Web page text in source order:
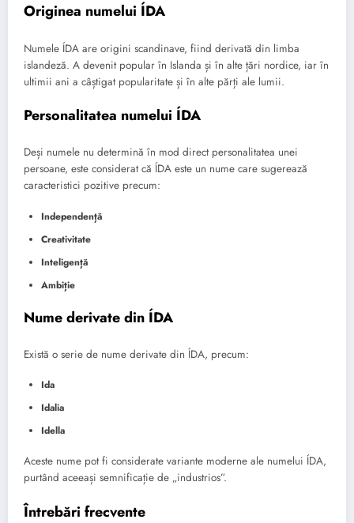
Originea numelui ÍDA
Numele ÍDA are origini scandinave, fiind derivată din limba
islandeză. A devenit popular în Islanda și în alte țări nordice, iar în
ultimii ani a câștigat popularitate și în alte părți ale lumii.
Personalitatea numelui ÍDA
Deși numele nu determină în mod direct personalitatea unei
persoane, este considerat că ÍDA este un nume care sugerează
caracteristici pozitive precum:
Independență
Creativitate
Inteligență
Ambiție
Nume derivate din ÍDA
Există o serie de nume derivate din ÍDA, precum:
Ida
Idalia
Idella
Aceste nume pot fi considerate variante moderne ale numelui ÍDA,
purtând aceeași semnificație de „industrios”.
Întrebări frecvente